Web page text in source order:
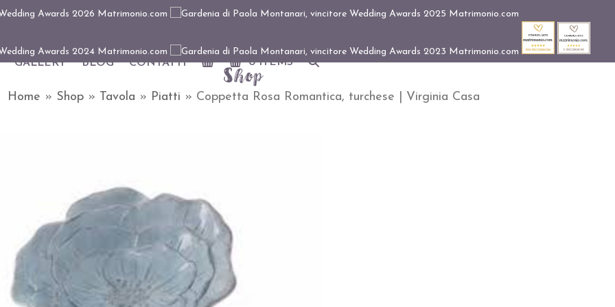
GALLERY BLOG CONTATTI 0 ITEMS
Shop
Home » Shop» Tavola » Piatti » Coppetta Rosa Romantica, turchese | Virginia Casa